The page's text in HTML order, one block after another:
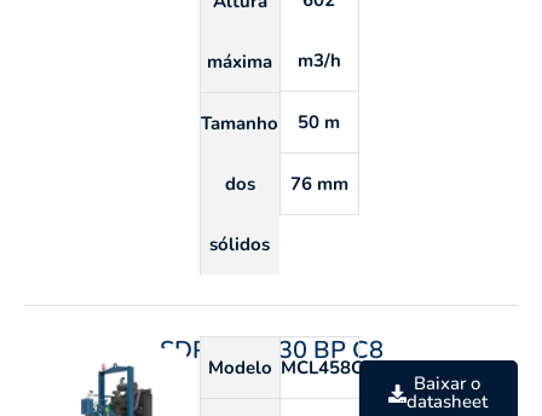
máxima
Tamanho
dos
sólidos
m3/h
50 m
76 mm
SDP 100 230 BP C8
Modelo MCL458C
Baixar o
datasheet